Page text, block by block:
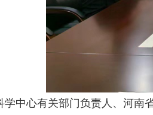
心有关部门负责人、河南省